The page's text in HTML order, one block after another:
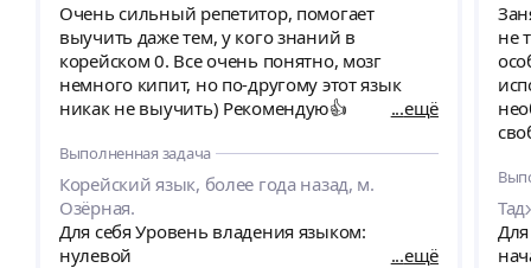
Очень сильный репетитор, помогает
выучить даже тем, у кого знаний в
корейском 0. Все очень понятно, мозг
немного кипит, но по-другому этот язык
никак не выучить) Рекомендую👍
ещё
Выполненная задача
Корейский язык, более года назад, м.
Озёрная.
Для себя Уровень владения языком:
нулевой
ещё
не